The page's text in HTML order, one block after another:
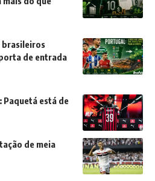
brasileiros
de entrada
está de
de meia